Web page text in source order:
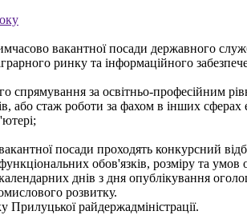
вакантної посади державного
ринку та інформаційного
спрямування за освітньо-професійним
або стаж роботи за фахом в інших сферах
посади проходять конкурсний
обов'язків, розміру та
днів з дня опублікування
розвитку.
райдержадміністрації.